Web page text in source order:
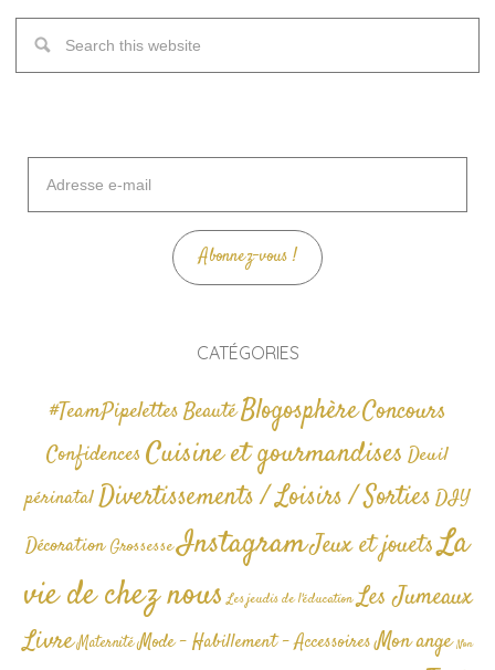
mail
Abonnez-vous !
CATÉGORIES
#TeamPipelettesBeautéBlogosphèreConcours
Confidences Cuisine et gourmandises Deuil
périnatalDivertissements / Loisirs / SortiesDIY
Décoration GrossesseInstagramJeux et jouetsLa
vie de chez nous Les jeudis de l'éducation Les Jumeaux
Livre Maternité Mode - Habillement - AccessoiresMon ange Non